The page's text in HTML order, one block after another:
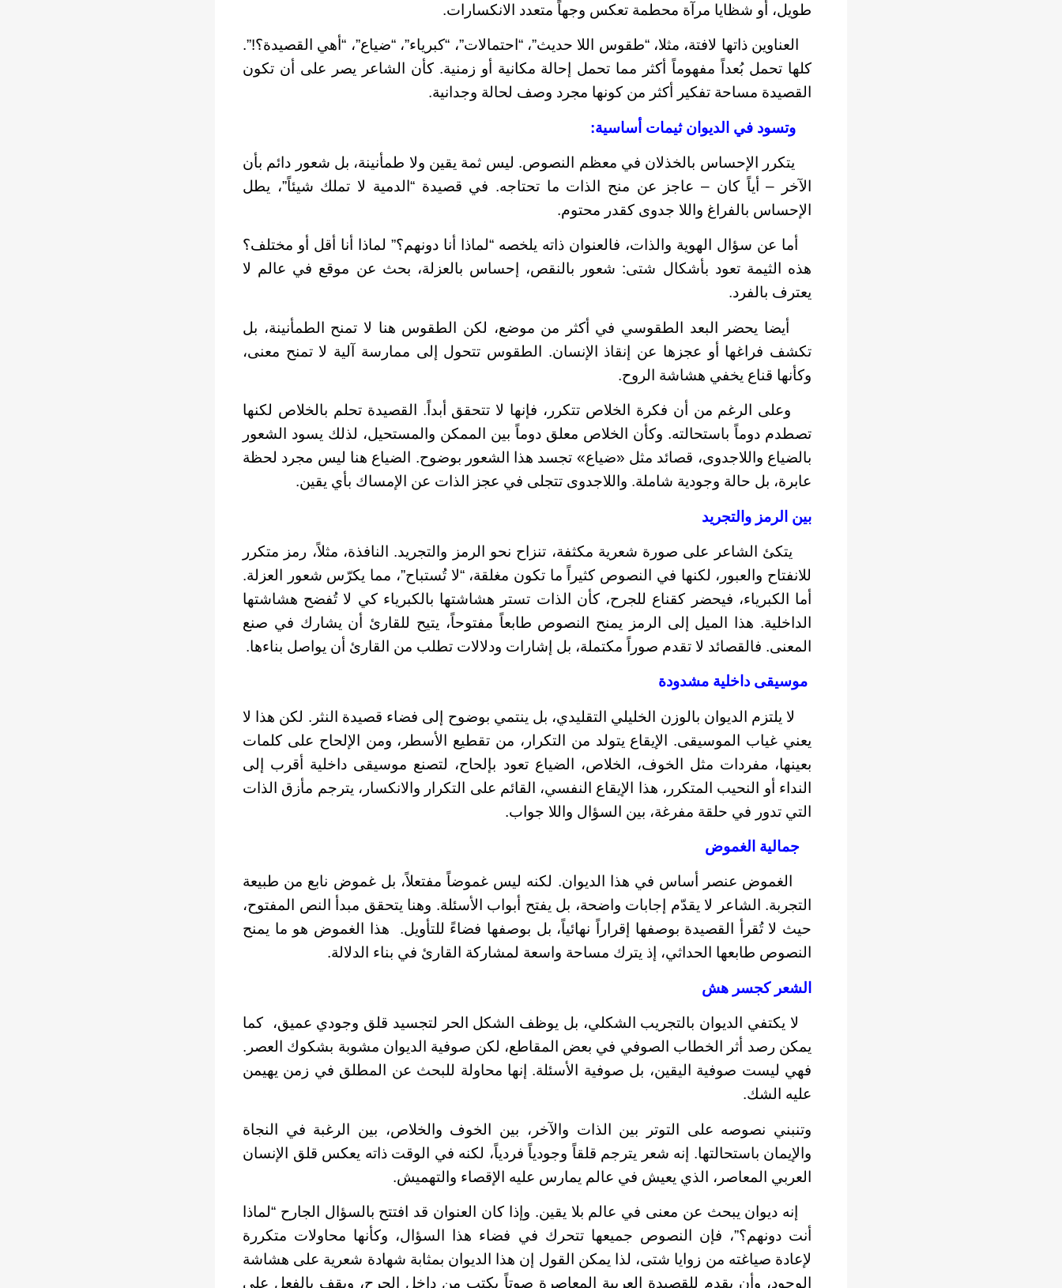
طويل، أو شظايا مرآة محطمة تعكس وجهاً متعدد الانكسارات.
العناوين ذاتها لافتة، مثلا، “طقوس اللا حديث”، “احتمالات”، “كبرياء”، “ضياع”، “أهي القصيدة؟!”.
كلها تحمل بُعداً مفهوماً أكثر مما تحمل إحالة مكانية أو زمنية. كأن الشاعر يصر على أن تكون
القصيدة مساحة تفكير أكثر من كونها مجرد وصف لحالة وجدانية.
وتسود في الديوان ثيمات أساسية:
يتكرر الإحساس بالخذلان في معظم النصوص. ليس ثمة يقين ولا طمأنينة، بل شعور دائم بأن
الآخر – أياً كان – عاجز عن منح الذات ما تحتاجه. في قصيدة “الدمية لا تملك شيئاً”، يطل
الإحساس بالفراغ واللا جدوى كقدر محتوم.
أما عن سؤال الهوية والذات، فالعنوان ذاته يلخصه “لماذا أنا دونهم؟” لماذا أنا أقل أو مختلف؟
هذه الثيمة تعود بأشكال شتى: شعور بالنقص، إحساس بالعزلة، بحث عن موقع في عالم لا
يعترف بالفرد.
أيضا يحضر البعد الطقوسي في أكثر من موضع، لكن الطقوس هنا لا تمنح الطمأنينة، بل
تكشف فراغها أو عجزها عن إنقاذ الإنسان. الطقوس تتحول إلى ممارسة آلية لا تمنح معنى،
وكأنها قناع يخفي هشاشة الروح.
وعلى الرغم من أن فكرة الخلاص تتكرر، فإنها لا تتحقق أبداً. القصيدة تحلم بالخلاص لكنها
تصطدم دوماً باستحالته. وكأن الخلاص معلق دوماً بين الممكن والمستحيل، لذلك يسود الشعور
بالضياع واللاجدوى، قصائد مثل «ضياع» تجسد هذا الشعور بوضوح. الضياع هنا ليس مجرد لحظة
عابرة، بل حالة وجودية شاملة. واللاجدوى تتجلى في عجز الذات عن الإمساك بأي يقين.
بين الرمز والتجريد
يتكئ الشاعر على صورة شعرية مكثفة، تنزاح نحو الرمز والتجريد. النافذة، مثلاً، رمز متكرر
للانفتاح والعبور، لكنها في النصوص كثيراً ما تكون مغلقة، “لا تُستباح”، مما يكرّس شعور العزلة.
أما الكبرياء، فيحضر كقناع للجرح، كأن الذات تستر هشاشتها بالكبرياء كي لا تُفضح هشاشتها
الداخلية. هذا الميل إلى الرمز يمنح النصوص طابعاً مفتوحاً، يتيح للقارئ أن يشارك في صنع
المعنى. فالقصائد لا تقدم صوراً مكتملة، بل إشارات ودلالات تطلب من القارئ أن يواصل بناءها.
موسيقى داخلية مشدودة
لا يلتزم الديوان بالوزن الخليلي التقليدي، بل ينتمي بوضوح إلى فضاء قصيدة النثر. لكن هذا لا
يعني غياب الموسيقى. الإيقاع يتولد من التكرار، من تقطيع الأسطر، ومن الإلحاح على كلمات
بعينها، مفردات مثل الخوف، الخلاص، الضياع تعود بإلحاح، لتصنع موسيقى داخلية أقرب إلى
النداء أو النحيب المتكرر، هذا الإيقاع النفسي، القائم على التكرار والانكسار، يترجم مأزق الذات
التي تدور في حلقة مفرغة، بين السؤال واللا جواب.
جمالية الغموض
الغموض عنصر أساس في هذا الديوان. لكنه ليس غموضاً مفتعلاً، بل غموض نابع من طبيعة
التجربة. الشاعر لا يقدّم إجابات واضحة، بل يفتح أبواب الأسئلة. وهنا يتحقق مبدأ النص المفتوح،
حيث لا تُقرأ القصيدة بوصفها إقراراً نهائياً، بل بوصفها فضاءً للتأويل. هذا الغموض هو ما يمنح
النصوص طابعها الحداثي، إذ يترك مساحة واسعة لمشاركة القارئ في بناء الدلالة.
الشعر كجسر هش
لا يكتفي الديوان بالتجريب الشكلي، بل يوظف الشكل الحر لتجسيد قلق وجودي عميق، كما
يمكن رصد أثر الخطاب الصوفي في بعض المقاطع، لكن صوفية الديوان مشوبة بشكوك العصر.
فهي ليست صوفية اليقين، بل صوفية الأسئلة. إنها محاولة للبحث عن المطلق في زمن يهيمن
عليه الشك.
وتنبني نصوصه على التوتر بين الذات والآخر، بين الخوف والخلاص، بين الرغبة في النجاة
والإيمان باستحالتها. إنه شعر يترجم قلقاً وجودياً فردياً، لكنه في الوقت ذاته يعكس قلق الإنسان
العربي المعاصر، الذي يعيش في عالم يمارس عليه الإقصاء والتهميش.
إنه ديوان يبحث عن معنى في عالم بلا يقين. وإذا كان العنوان قد افتتح بالسؤال الجارح “لماذا
أنت دونهم؟”، فإن النصوص جميعها تتحرك في فضاء هذا السؤال، وكأنها محاولات متكررة
لإعادة صياغته من زوايا شتى، لذا يمكن القول إن هذا الديوان بمثابة شهادة شعرية على هشاشة
الوجود، وأن يقدم للقصيدة العربية المعاصرة صوتاً يكتب من داخل الجرح، ويقف بالفعل على